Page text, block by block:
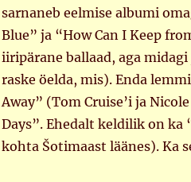
sarnaneb eelmise albumi
Blue” ja “How Can I Keep
iiripärane ballaad, aga
raske öelda, mis). Enda
Away” (Tom Cruise’i ja
Days”. Ehedalt keldilik on ka
kohta Šotimaast läänes). Ka